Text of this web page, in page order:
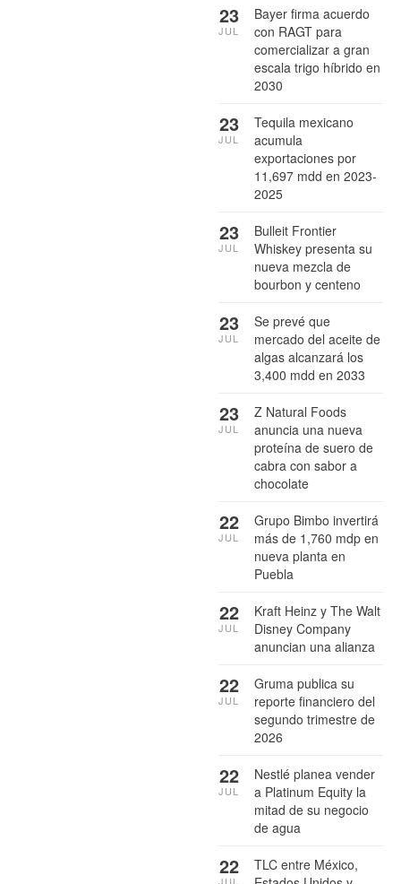
Bayer firma acuerdo
con RAGT para
comercializar a gran
escala trigo híbrido en
2030
23
JUL
Tequila mexicano
acumula
exportaciones por
11,697 mdd en 2023-
2025
23
JUL
Bulleit Frontier
Whiskey presenta su
nueva mezcla de
bourbon y centeno
23
JUL
Se prevé que
mercado del aceite de
algas alcanzará los
3,400 mdd en 2033
23
JUL
Z Natural Foods
anuncia una nueva
proteína de suero de
cabra con sabor a
chocolate
23
JUL
Grupo Bimbo invertirá
más de 1,760 mdp en
nueva planta en
Puebla
22
JUL
Kraft Heinz y The Walt
Disney Company
anuncian una alianza
22
JUL
Gruma publica su
reporte financiero del
segundo trimestre de
2026
22
JUL
Nestlé planea vender
a Platinum Equity la
mitad de su negocio
de agua
22
JUL
TLC entre México,
22